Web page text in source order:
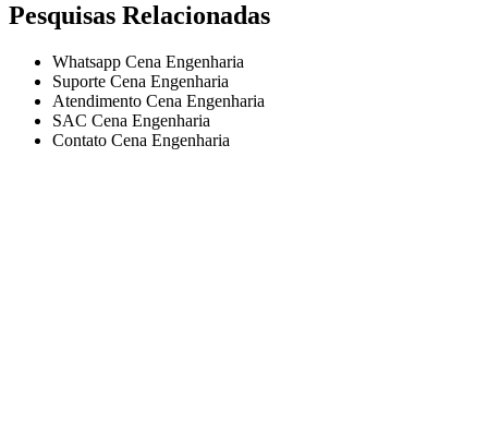
Pesquisas Relacionadas
Whatsapp Cena Engenharia
Suporte Cena Engenharia
Atendimento Cena Engenharia
SAC Cena Engenharia
Contato Cena Engenharia